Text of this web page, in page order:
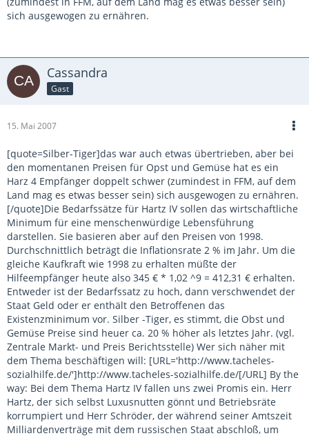
sich ausgewogen zu ernähren.
Cassandra
Gast
15. Mai 2007
[quote=Silber-Tiger]das war auch etwas übertrieben, aber bei
den momentanen Preisen für Opst und Gemüse hat es ein
Harz 4 Empfänger doppelt schwer (zumindest in FFM, auf dem
Land mag es etwas besser sein) sich ausgewogen zu ernähren.
[/quote]Die Bedarfssätze für Hartz IV sollen das wirtschaftliche
Minimum für eine menschenwürdige Lebensführung
darstellen. Sie basieren aber auf den Preisen von 1998.
Durchschnittlich beträgt die Inflationsrate 2 % im Jahr. Um die
gleiche Kaufkraft wie 1998 zu erhalten müßte der
Hilfeempfänger heute also 345 € * 1,02 ^9 = 412,31 € erhalten.
Entweder ist der Bedarfssatz zu hoch, dann verschwendet der
Staat Geld oder er enthält den Betroffenen das
Existenzminimum vor. Silber -Tiger, es stimmt, die Obst und
Gemüse Preise sind heuer ca. 20 % höher als letztes Jahr. (vgl.
Zentrale Markt- und Preis Berichtsstelle) Wer sich näher mit
dem Thema beschäftigen will: [URL='http://www.tacheles-
sozialhilfe.de/']http://www.tacheles-sozialhilfe.de/[/URL] By the
way: Bei dem Thema Hartz IV fallen uns zwei Promis ein. Herr
Hartz, der sich selbst Luxusnutten gönnt und Betriebsräte
korrumpiert und Herr Schröder, der während seiner Amtszeit
Milliardenverträge mit dem russischen Staat abschloß, um